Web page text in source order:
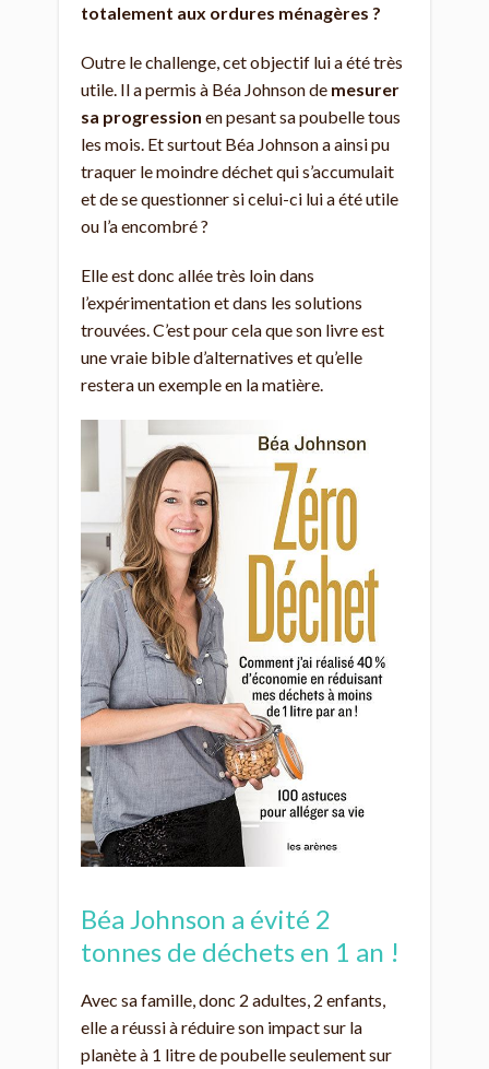
totalement aux ordures ménagères ?
Outre le challenge, cet objectif lui a été très
utile. Il a permis à Béa Johnson de mesurer
sa progression en pesant sa poubelle tous
les mois. Et surtout Béa Johnson a ainsi pu
traquer le moindre déchet qui s’accumulait
et de se questionner si celui-ci lui a été utile
ou l’a encombré ?
Elle est donc allée très loin dans
l’expérimentation et dans les solutions
trouvées. C’est pour cela que son livre est
une vraie bible d’alternatives et qu’elle
restera un exemple en la matière.
Béa Johnson a évité 2
tonnes de déchets en 1 an !
Avec sa famille, donc 2 adultes, 2 enfants,
elle a réussi à réduire son impact sur la
planète à 1 litre de poubelle seulement sur